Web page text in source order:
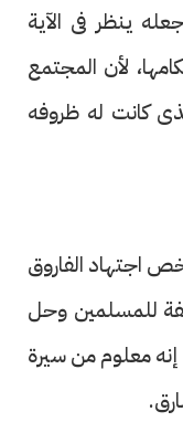
ينظر فى الآية
لأن المجتمع
كانت له ظروفه
اجتهاد الفاروق
للمسلمين وحل
إنه معلوم من سيرة